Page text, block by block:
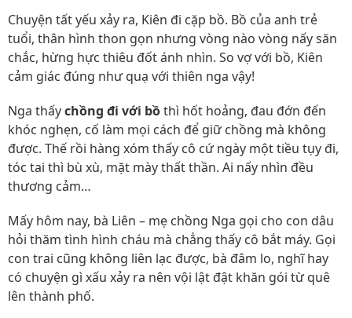
Chuyện tất yếu xảy ra, Kiên đi cặp bồ. Bồ của anh trẻ
tuổi, thân hình thon gọn nhưng vòng nào vòng nấy săn
chắc, hừng hực thiêu đốt ánh nhìn. So vợ với bồ, Kiên
cảm giác đúng như quạ với thiên nga vậy!
Nga thấychồng đi với bồthì hốt hoảng, đau đớn đến
khóc nghẹn, cố làm mọi cách để giữ chồng mà không
được. Thế rồi hàng xóm thấy cô cứ ngày một tiều tụy đi,
tóc tai thì bù xù, mặt mày thất thần. Ai nấy nhìn đều
thương cảm…
Mấy hôm nay, bà Liên – mẹ chồng Nga gọi cho con dâu
hỏi thăm tình hình cháu mà chẳng thấy cô bắt máy. Gọi
con trai cũng không liên lạc được, bà đâm lo, nghĩ hay
có chuyện gì xấu xảy ra nên vội lật đật khăn gói từ quê
lên thành phố.